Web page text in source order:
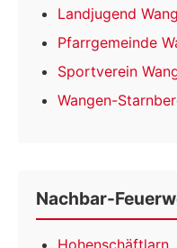
Landjugend
Pfarrgemeinde
Sportverein
Wangen-
Nachbar-
Hohenschäftlarn